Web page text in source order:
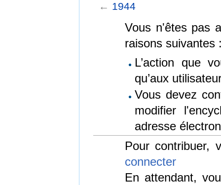
← 1944
Vous n'êtes pas
raisons suivantes
L’action que
qu’aux
Vous devez
modifier
adresse
Pour contribuer,
connecter
En attendant,